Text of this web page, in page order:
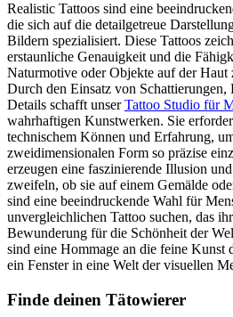
Realistic Tattoos sind eine
die sich auf die detailgetreue
Bildern spezialisiert. Diese Tattoos
erstaunliche Genauigkeit und die
Naturmotive oder Objekte auf der Haut
Durch den Einsatz von
Details schafft unserTattoo Studio für
wahrhaftigen Kunstwerken. Sie
technischem Können und Erfahrung,
zweidimensionalen Form so präzise
erzeugen eine faszinierende Illusion
zweifeln, ob sie auf einem Gemälde
sind eine beeindruckende Wahl für
unvergleichlichen Tattoo suchen, das
Bewunderung für die Schönheit der
sind eine Hommage an die feine Kunst
ein Fenster in eine Welt der visuellen
Finde deinen Tätowierer